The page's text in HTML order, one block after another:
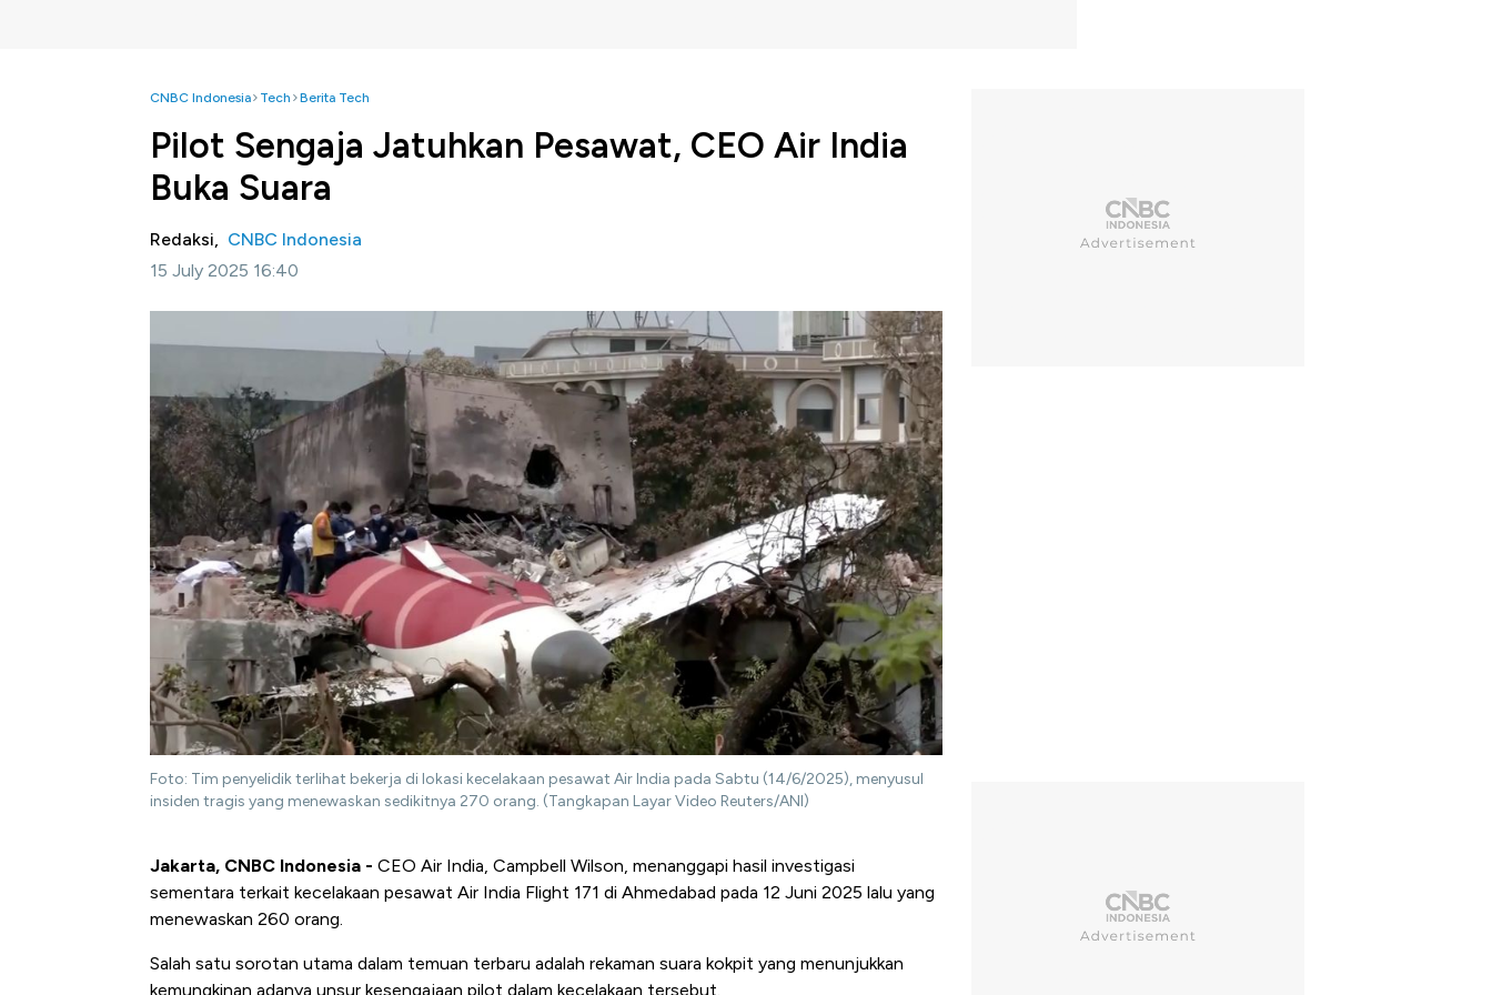
CNBC Indonesia Tech Berita Tech
Pilot Sengaja Jatuhkan Pesawat, CEO Air India
Buka Suara
Redaksi, CNBC Indonesia
15 July 2025 16:40
Foto: Tim penyelidik terlihat bekerja di lokasi kecelakaan pesawat Air India pada Sabtu (14/6/2025), menyusul
insiden tragis yang menewaskan sedikitnya 270 orang. (Tangkapan Layar Video Reuters/ANI)
Jakarta, CNBC Indonesia - CEO Air India, Campbell Wilson, menanggapi hasil investigasi
sementara terkait kecelakaan pesawat Air India Flight 171 di Ahmedabad pada 12 Juni 2025 lalu yang
menewaskan 260 orang.
Salah satu sorotan utama dalam temuan terbaru adalah rekaman suara kokpit yang menunjukkan
kemungkinan adanya unsur kesengajaan pilot dalam kecelakaan tersebut.